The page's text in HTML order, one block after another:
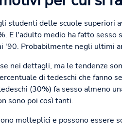
studenti delle scuole superiori
E l'adulto medio ha fatto
Probabilmente negli ultimi
nei dettagli, ma le tendenze
di tedeschi che fanno
(30%) fa sesso almeno
sono poi così tanti.
molteplici e possono essere